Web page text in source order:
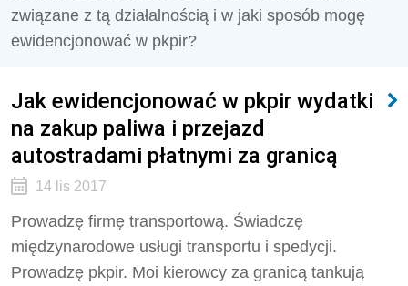
związane z tą działalnością i w jaki sposób mogę
ewidencjonować w pkpir?
Jak ewidencjonować w pkpir wydatki
na zakup paliwa i przejazd
autostradami płatnymi za granicą
14 lis 2017
Prowadzę firmę transportową. Świadczę
międzynarodowe usługi transportu i spedycji.
Prowadzę pkpir. Moi kierowcy za granicą tankują